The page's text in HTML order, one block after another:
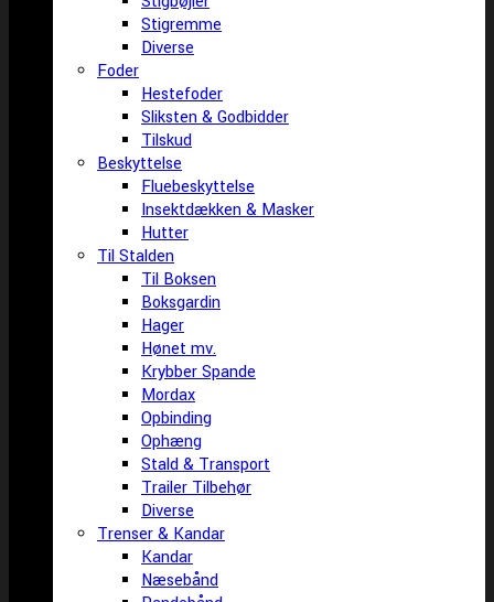
Stigremme
Diverse
Foder
Hestefoder
Sliksten & Godbidder
Tilskud
Beskyttelse
Fluebeskyttelse
Insektdækken & Masker
Hutter
Til Stalden
Til Boksen
Boksgardin
Hager
Hønet mv.
Krybber Spande
Mordax
Opbinding
Ophæng
Stald & Transport
Trailer Tilbehør
Diverse
Trenser & Kandar
Kandar
Næsebånd